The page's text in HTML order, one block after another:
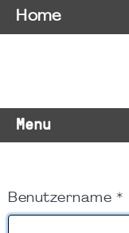
Menu
Benutzername *
Home